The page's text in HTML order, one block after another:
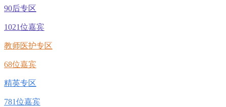
90后专区
1021位嘉宾
教师医护专区
68位嘉宾
精英专区
781位嘉宾